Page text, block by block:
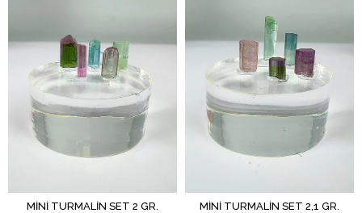
MİNİ TURMALİN SET 2 GR. MİNİ TURMALİN SET 2,1 GR.